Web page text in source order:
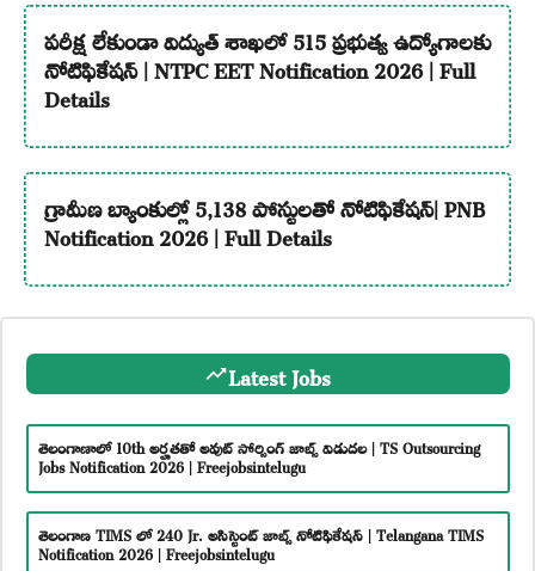
పరీక్ష లేకుండా విద్యుత్ శాఖలో 515 ప్రభుత్వ ఉద్యోగాలకు
నోటిఫికేషన్ | NTPC EET Notification 2026 | Full
Details
గ్రామీణ బ్యాంకుల్లో 5,138 పోస్టులతో నోటిఫికేషన్| PNB
Notification 2026 | Full Details
Latest Jobs
తెలంగాణాలో 10th అర్హతతో అవుట్ సోర్సింగ్ జాబ్స్ విడుదల | TS Outsourcing
Jobs Notification 2026 | Freejobsintelugu
తెలంగాణ TIMS లో 240 Jr. అసిస్టెంట్ జాబ్స్ నోటిఫికేషన్ | Telangana TIMS
Notification 2026 | Freejobsintelugu